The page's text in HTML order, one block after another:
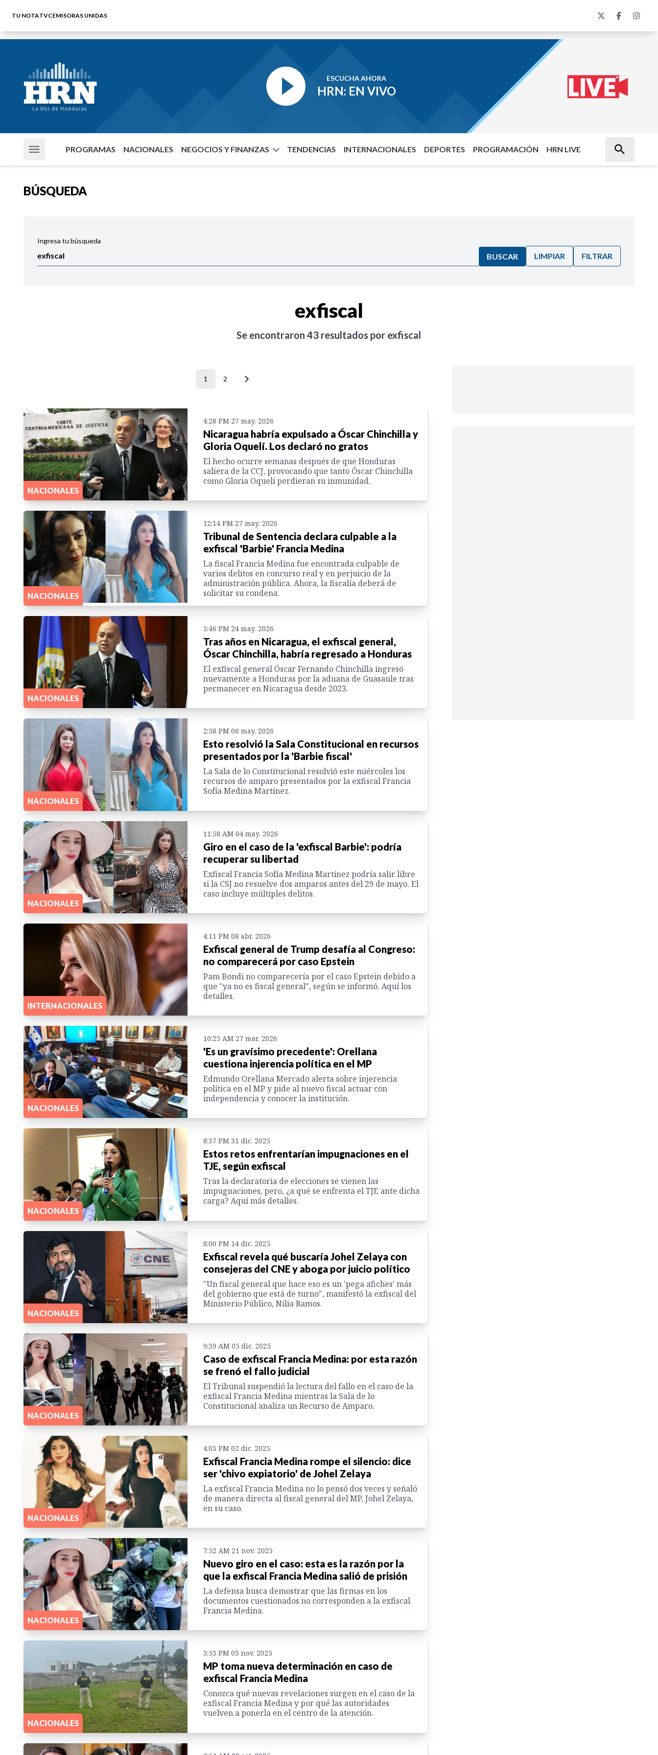
TU NOTATVCEMISORAS UNIDAS
ESCUCHA AHORA
HRN: EN VIVO
PROGRAMAS NACIONALES NEGOCIOS Y FINANZAS TENDENCIAS INTERNACIONALES DEPORTES PROGRAMACIÓN HRN LIVE
BÚSQUEDA
Ingresa tu búsqueda
BUSCAR LIMPIAR FILTRAR
exfiscal
Se encontraron43 resultados por exfiscal
1 2
NACIONALES
4:28 PM 27 may. 2026
Nicaragua habría expulsado a Óscar Chinchilla y
Gloria Oquelí. Los declaró no gratos
El hecho ocurre semanas después de que Honduras
saliera de la CCJ, provocando que tanto Óscar Chinchilla
como Gloria Oquelí perdieran su inmunidad.
NACIONALES
12:14 PM 27 may. 2026
Tribunal de Sentencia declara culpable a la
exfiscal 'Barbie' Francia Medina
La fiscal Francia Medina fue encontrada culpable de
varios delitos en concurso real y en perjuicio de la
administración pública. Ahora, la fiscalía deberá de
solicitar su condena.
NACIONALES
5:46 PM 24 may. 2026
Tras años en Nicaragua, el exfiscal general,
Óscar Chinchilla, habría regresado a Honduras
El exfiscal general Óscar Fernando Chinchilla ingresó
nuevamente a Honduras por la aduana de Guasaule tras
permanecer en Nicaragua desde 2023.
NACIONALES
2:58 PM 06 may. 2026
Esto resolvió la Sala Constitucional en recursos
presentados por la 'Barbie fiscal'
La Sala de lo Constitucional resolvió este miércoles los
recursos de amparo presentados por la exfiscal Francia
Sofía Medina Martínez.
NACIONALES
11:58 AM 04 may. 2026
Giro en el caso de la 'exfiscal Barbie': podría
recuperar su libertad
Exfiscal Francia Sofía Medina Martínez podría salir libre
si la CSJ no resuelve dos amparos antes del 29 de mayo. El
caso incluye múltiples delitos.
INTERNACIONALES
4:11 PM 08 abr. 2026
Exfiscal general de Trump desafía al Congreso:
no comparecerá por caso Epstein
Pam Bondi no comparecería por el caso Epstein debido a
que "ya no es fiscal general", según se informó. Aquí los
detalles.
NACIONALES
10:25 AM 27 mar. 2026
'Es un gravísimo precedente': Orellana
cuestiona injerencia política en el MP
Edmundo Orellana Mercado alerta sobre injerencia
política en el MP y pide al nuevo fiscal actuar con
independencia y conocer la institución.
NACIONALES
8:37 PM 31 dic. 2025
Estos retos enfrentarían impugnaciones en el
TJE, según exfiscal
Tras la declaratoria de elecciones se vienen las
impugnaciones, pero, ¿a qué se enfrenta el TJE ante dicha
carga? Aquí más detalles.
NACIONALES
8:00 PM 14 dic. 2025
Exfiscal revela qué buscaría Johel Zelaya con
consejeras del CNE y aboga por juicio político
"Un fiscal general que hace eso es un 'pega afiches' más
del gobierno que está de turno", manifestó la exfiscal del
Ministerio Público, Nilia Ramos.
NACIONALES
9:39 AM 05 dic. 2025
Caso de exfiscal Francia Medina: por esta razón
se frenó el fallo judicial
El Tribunal suspendió la lectura del fallo en el caso de la
exfiscal Francia Medina mientras la Sala de lo
Constitucional analiza un Recurso de Amparo.
NACIONALES
4:03 PM 02 dic. 2025
Exfiscal Francia Medina rompe el silencio: dice
ser 'chivo expiatorio' de Johel Zelaya
La exfiscal Francia Medina no lo pensó dos veces y señaló
de manera directa al fiscal general del MP, Johel Zelaya,
en su caso.
NACIONALES
7:52 AM 21 nov. 2025
Nuevo giro en el caso: esta es la razón por la
que la exfiscal Francia Medina salió de prisión
La defensa busca demostrar que las firmas en los
documentos cuestionados no corresponden a la exfiscal
Francia Medina.
NACIONALES
3:53 PM 03 nov. 2025
MP toma nueva determinación en caso de
exfiscal Francia Medina
Conozca qué nuevas revelaciones surgen en el caso de la
exfiscal Francia Medina y por qué las autoridades
vuelven a ponerla en el centro de la atención.